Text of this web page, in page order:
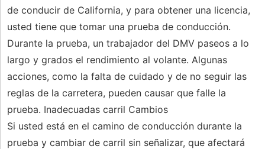
de conducir de California, y para obtener una licencia,
usted tiene que tomar una prueba de conducción.
Durante la prueba, un trabajador del DMV paseos a lo
largo y grados el rendimiento al volante. Algunas
acciones, como la falta de cuidado y de no seguir las
reglas de la carretera, pueden causar que falle la
prueba. Inadecuadas carril Cambios
Si usted está en el camino de conducción durante la
prueba y cambiar de carril sin señalizar, que afectará